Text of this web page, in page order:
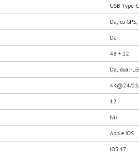
USB Type-
Da, cu
Da
48 + 12
Da, dual-
4K@24/
12
Nu
Apple IOS
iOS 17